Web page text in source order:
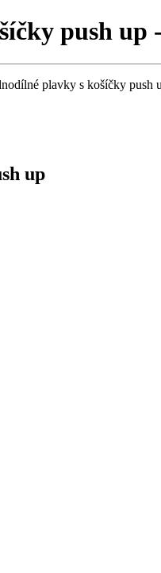
push up
plavky s košíčky push
up